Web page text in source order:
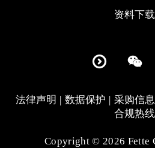
资料下载
法律声明 数据保护 采购信息
合规热线
Copyright © 2026 Fette